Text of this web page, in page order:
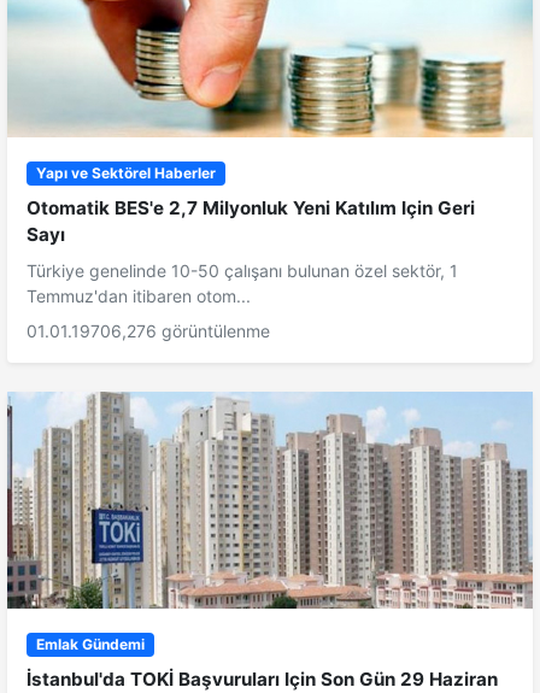
Yapı ve Sektörel Haberler
Otomatik BES'e 2,7 Milyonluk Yeni Katılım Için Geri
Sayı
Türkiye genelinde 10-50 çalışanı bulunan özel sektör, 1
Temmuz'dan itibaren otom...
01.01.19706,276 görüntülenme
Emlak Gündemi
İstanbul'da TOKİ Başvuruları Için Son Gün 29 Haziran